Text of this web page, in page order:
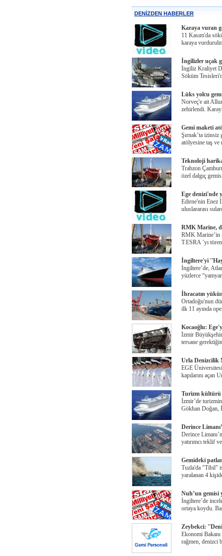
DENİZDEN HABERLER
Karaya vuran
11 Kasım'da
karaya
İngilizler uçak
İngiliz Kraliyet
Söküm
Lüks yolcu
Norveç'e ait
zehirlendi.
Gemi maketi
Şırnak’ta
atölyesine taş
Teknoloji
Trabzon
özel dalgıç
Ege denizi'nde
Edirne'nin Enez
uluslararası
RMK Marine,
RMK Marine’in
T.ESRA ’yı
İngiltere'yi
İngiltere’de,
yüzlerce
İhracatın
Ortadoğu'nun
ilk 11 ayında
Kocaoğlu:
İzmir
tersane
Urla Denizcilik
EGE
kapılarını
Turizm kültürü
İzmir’de
Gökhan
Derince
Derince
yatırımcı teklif
Gemideki
Tuzla'da "Tibil"
yaralanan 4
Nuh’un gemisi
İngiltere’de
ortaya koydu.
Zeybekci:
Ekonomi
rağmen, denizci